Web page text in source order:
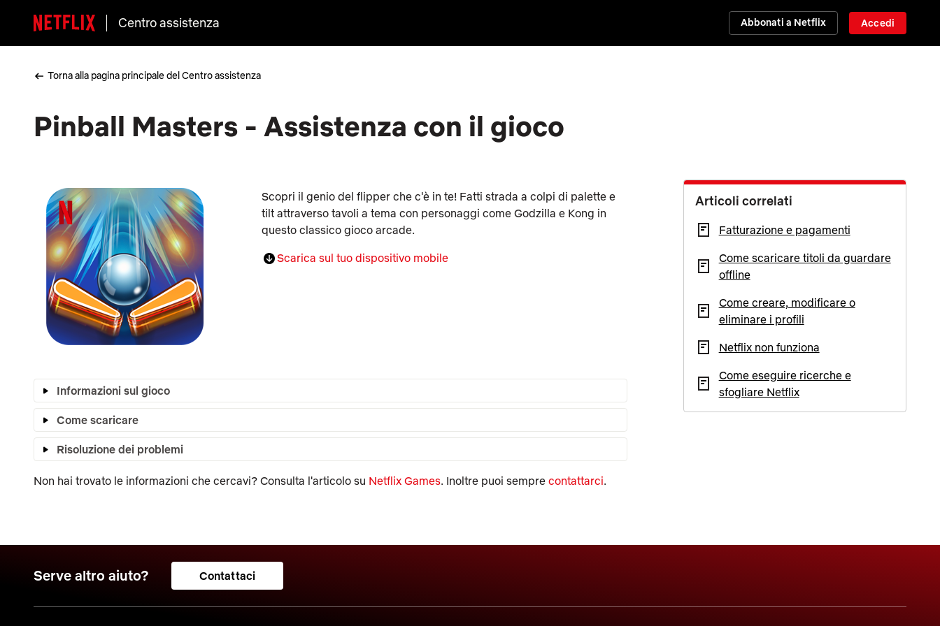
Centro assistenza Abbonati a Netflix Accedi
Torna alla pagina principale del Centro assistenza
Pinball Masters - Assistenza con il gioco
Scopri il genio del flipper che c'è in te! Fatti strada a colpi di palette e
tilt attraverso tavoli a tema con personaggi come Godzilla e Kong in
questo classico gioco arcade.
Scarica sul tuo dispositivo mobile
Informazioni sul gioco
Come scaricare
Risoluzione dei problemi
Non hai trovato le informazioni che cercavi? Consulta l'articolo su Netflix Games. Inoltre puoi sempre contattarci.
Articoli correlati
Fatturazione e pagamenti
Come scaricare titoli da guardare
offline
Come creare, modificare o
eliminare i profili
Netflix non funziona
Come eseguire ricerche e
sfogliare Netflix
Serve altro aiuto? Contattaci